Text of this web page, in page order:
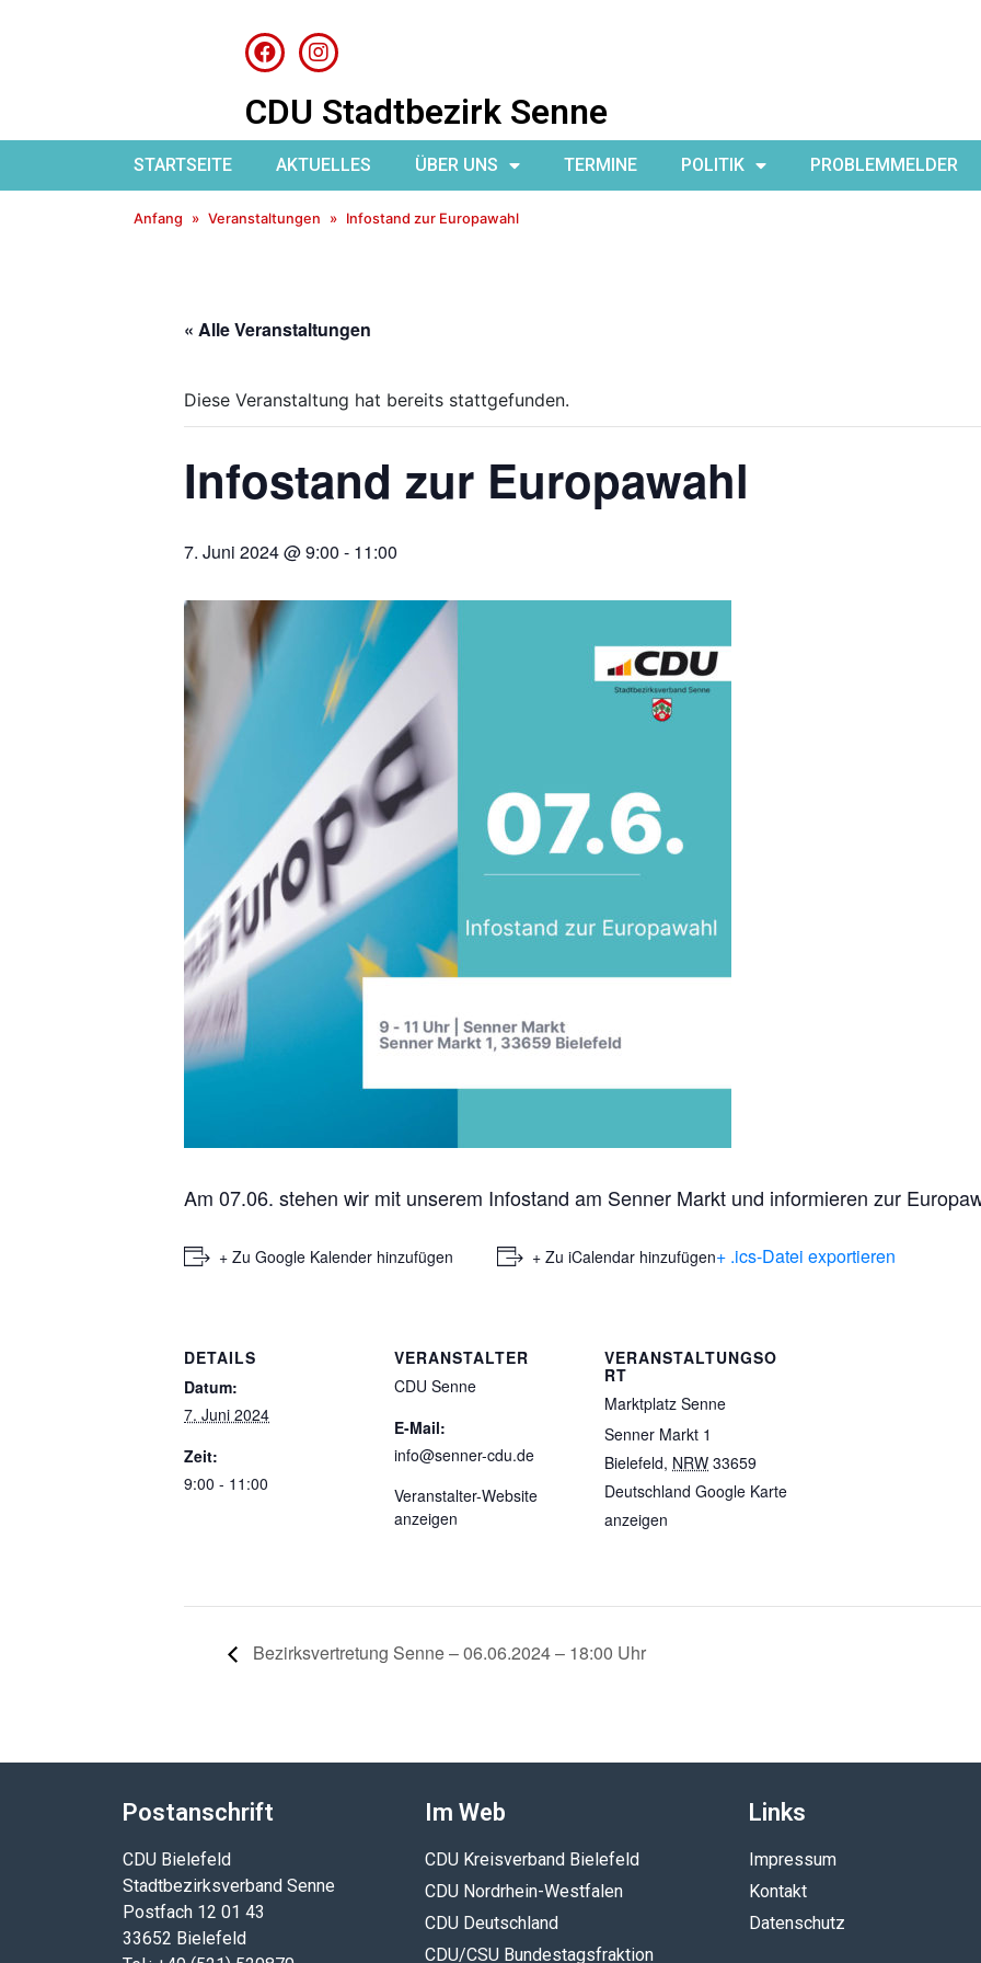
CDU Stadtbezirk Senne
STARTSEITE AKTUELLES ÜBER UNS TERMINE POLITIK PROBLEMMELDER
Anfang Veranstaltungen Infostand zur Europawahl
« Alle Veranstaltungen
Diese Veranstaltung hat bereits stattgefunden.
Infostand zur Europawahl
7. Juni 2024 @ 9:00 - 11:00
Am 07.06. stehen wir mit unserem Infostand am Senner Markt und informieren zur
+ Zu Google Kalender hinzufügen + Zu iCalendar hinzufügen+ .ics-Datei exportieren
DETAILS
Datum:
7. Juni 2024
Zeit:
9:00 - 11:00
VERANSTALTER
CDU Senne
E-Mail:
info@senner-cdu.de
Veranstalter-Website
anzeigen
VERANSTALTUNGSO
RT
Marktplatz Senne
Senner Markt 1
Bielefeld, NRW 33659
Deutschland Google Karte
anzeigen
Bezirksvertretung Senne – 06.06.2024 – 18:00 Uhr
Postanschrift
CDU Bielefeld
Stadtbezirksverband Senne
Postfach 12 01 43
33652 Bielefeld
Im Web
CDU Kreisverband Bielefeld
CDU Nordrhein-Westfalen
CDU Deutschland
CDU/CSU Bundestagsfraktion
Links
Impressum
Kontakt
Datenschutz